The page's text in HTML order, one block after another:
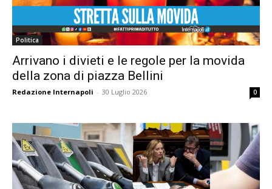
Politica
Arrivano i divieti e le regole per la movida
della zona di piazza Bellini
Redazione Internapoli - 30 Luglio 2026 0